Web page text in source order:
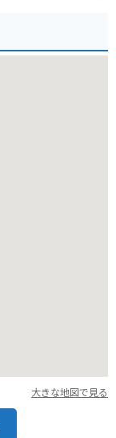
大きな地図で見る